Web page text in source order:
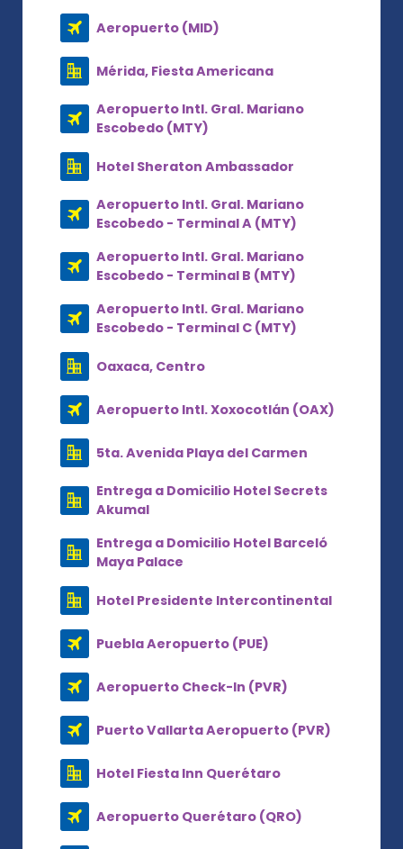
Aeropuerto (MID)
Mérida, Fiesta Americana
Aeropuerto Intl. Gral. Mariano
Escobedo (MTY)
Hotel Sheraton Ambassador
Aeropuerto Intl. Gral. Mariano
Escobedo - Terminal A (MTY)
Aeropuerto Intl. Gral. Mariano
Escobedo - Terminal B (MTY)
Aeropuerto Intl. Gral. Mariano
Escobedo - Terminal C (MTY)
Oaxaca, Centro
Aeropuerto Intl. Xoxocotlán (OAX)
5ta. Avenida Playa del Carmen
Entrega a Domicilio Hotel Secrets
Akumal
Entrega a Domicilio Hotel Barceló
Maya Palace
Hotel Presidente Intercontinental
Puebla Aeropuerto (PUE)
Aeropuerto Check-In (PVR)
Puerto Vallarta Aeropuerto (PVR)
Hotel Fiesta Inn Querétaro
Aeropuerto Querétaro (QRO)